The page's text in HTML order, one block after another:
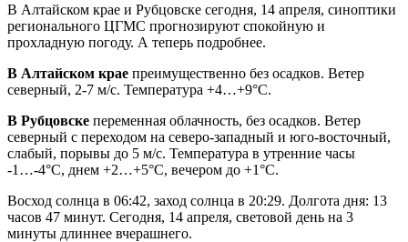
В Алтайском крае и Рубцовске сегодня, 14 апреля, синоптики
регионального ЦГМС прогнозируют спокойную и
прохладную погоду. А теперь подробнее.
В Алтайском крае преимущественно без осадков. Ветер
северный, 2-7 м/с. Температура +4…+9°С.
В Рубцовске переменная облачность, без осадков. Ветер
северный с переходом на северо-западный и юго-восточный,
слабый, порывы до 5 м/с. Температура в утренние часы
-1…-4°С, днем +2…+5°С, вечером до +1°С.
Восход солнца в 06:42, заход солнца в 20:29. Долгота дня: 13
часов 47 минут. Сегодня, 14 апреля, световой день на 3
минуты длиннее вчерашнего.